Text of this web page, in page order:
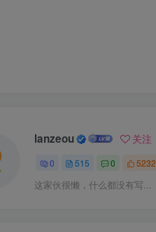
lanzeou 关注
0 515 0 5232
这家伙很懒，什么都没有写...